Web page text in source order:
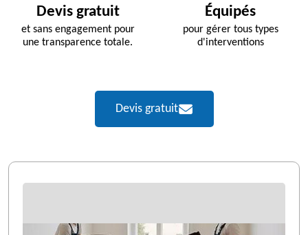
Devis gratuit
et sans engagement pour
une transparence totale.
Équipés
pour gérer tous types
d'interventions
Devis gratuit